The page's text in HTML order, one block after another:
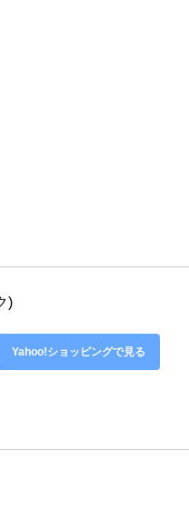
)
Yahoo!ショッピングで見る